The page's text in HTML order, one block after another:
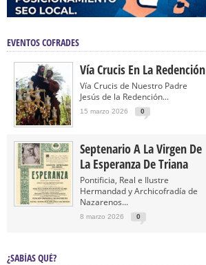
EVENTOS COFRADES
Vía Crucis En La Redención
Vía Crucis de Nuestro Padre
Jesús de la Redención...
15 marzo 2026 0
Septenario A La Virgen De
La Esperanza De Triana
Pontificia, Real e Ilustre
Hermandad y Archicofradía de
Nazarenos...
8 marzo 2026 0
¿SABÍAS QUÉ?